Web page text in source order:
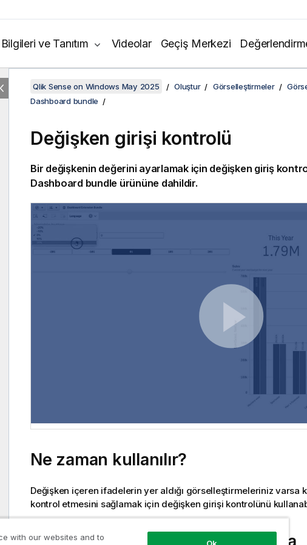
ve Tanıtım Videolar Geçiş Merkezi
Qlik Sense on Windows May 2025 Oluştur Görselleştirmeler
Dashboard bundle
Değişken girişi kontrolü
Bir değişkenin değerini ayarlamak için değişken giriş
Dashboard bundle ürününe dahildir.
Ne zaman kullanılır?
Değişken içeren ifadelerin yer aldığı görselleştirmeleriniz varsa
kontrol etmesini sağlamak için değişken girişi kontrolünü
Değişken girişi kontrolü oluşturma
with our websites and to